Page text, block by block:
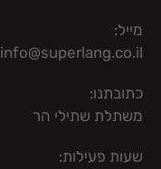
מייל:
info@superlang.co.il
כתובתנו:
משתלת שתילי הר
שעות פעילות: